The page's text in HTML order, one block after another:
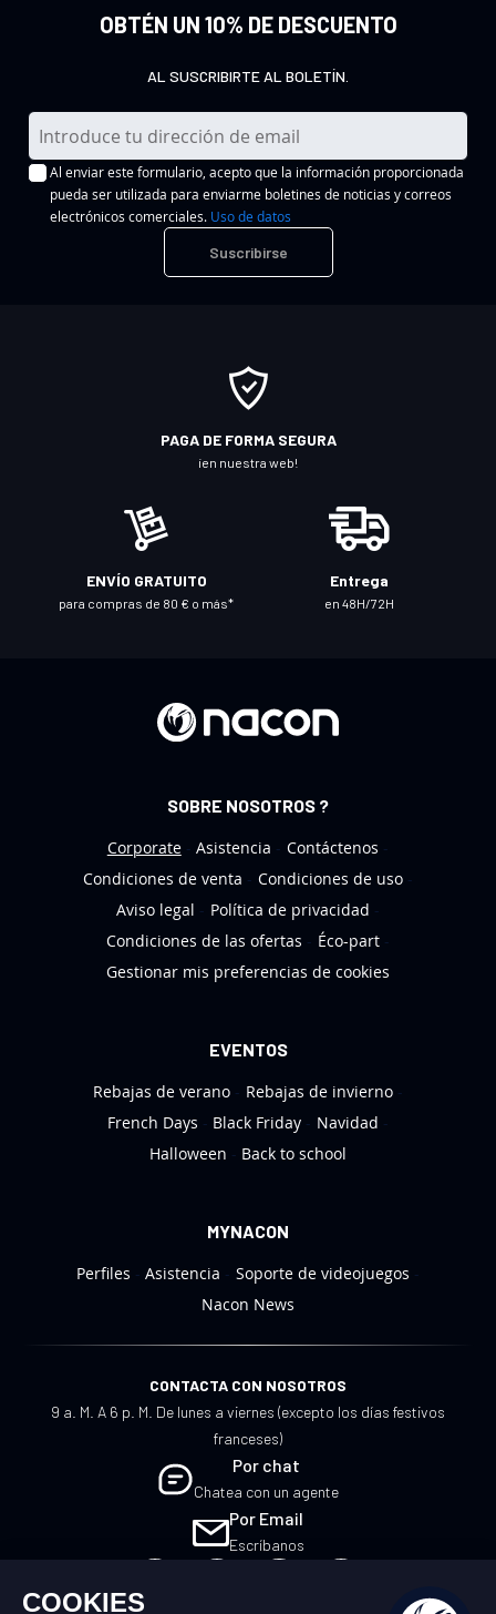
OBTÉN UN 10% DE DESCUENTO
AL SUSCRIBIRTE AL BOLETÍN.
I
n
s
Al enviar este formulario, acepto que la información proporcionada
pueda ser utilizada para enviarme boletines de noticias y correos
electrónicos comerciales. Uso de datos
Suscribirse
PAGA DE FORMA SEGURA
¡en nuestra web!
ENVÍO GRATUITO
para compras de 80 € o más*
Entrega
en 48H/72H
SOBRE NOSOTROS ?
Corporate
Asistencia
Contáctenos
Condiciones de venta
Condiciones de uso
Aviso legal
Política de privacidad
Condiciones de las ofertas
Éco-part
Gestionar mis preferencias de cookies
EVENTOS
Rebajas de verano
Rebajas de invierno
French Days
Black Friday
Navidad
Halloween
Back to school
MYNACON
Perfiles
Asistencia
Soporte de videojuegos
Nacon News
CONTACTA CON NOSOTROS
9 a. M. A 6 p. M. De lunes a viernes (excepto los días festivos
franceses)
Por chat
Chatea con un agente
Por Email
Escríbanos